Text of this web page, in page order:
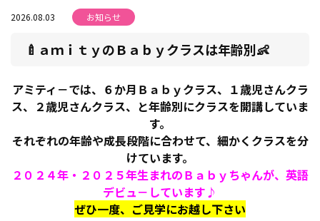
2026.08.03 お知らせ
🍼ａｍｉｔｙのＢａｂｙクラスは年齢別👶
アミティ－では、６か月Ｂａｂｙクラス、１歳児さんクラ
ス、２歳児さんクラス、と年齢別にクラスを開講していま
す。
それぞれの年齢や成長段階に合わせて、細かくクラスを分
けています。
２０２４年・２０２５年生まれのＢａｂｙちゃんが、英語
デビュ－しています♪
ぜひ一度、ご見学にお越し下さい